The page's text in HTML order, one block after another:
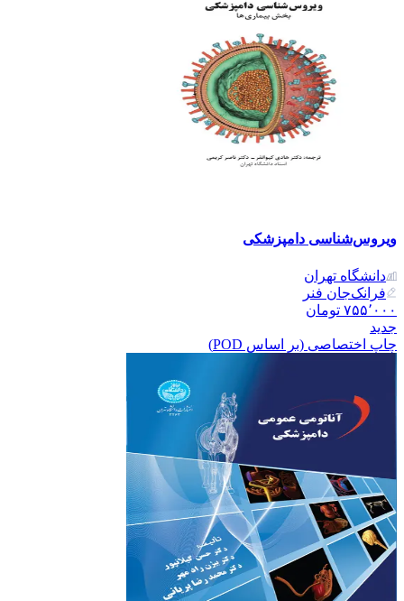
ویروس‌شناسی دامپزشکی
دانشگاه تهران
فرانک‌جان فنر
۷۵۵٬۰۰۰ تومان
جدید
چاپ اختصاصی (بر اساس POD)